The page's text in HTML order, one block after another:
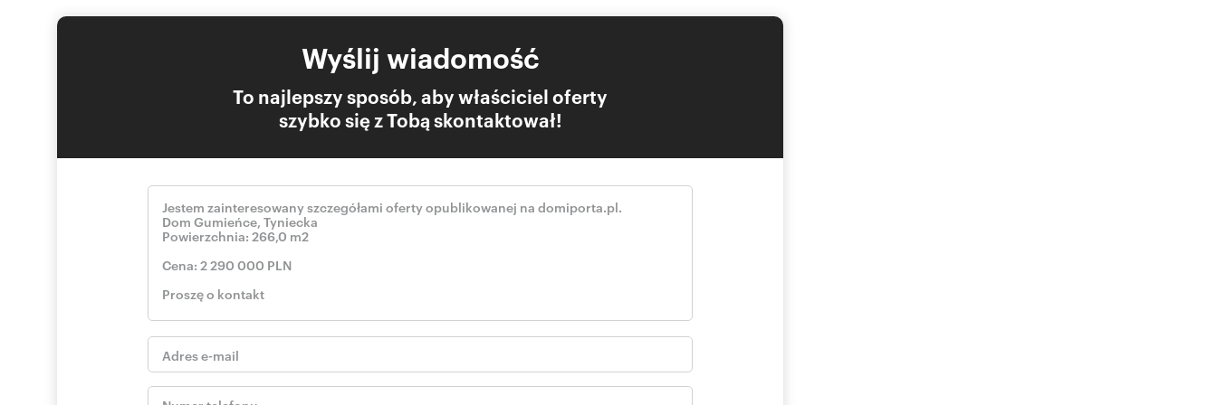
Woda i kanalizacja z sieci miejskiej
Miejsce postojowe przed budynkiem
Dom położony jest w kameralnej, zielonej części Gumieniec. W pobliżu znajdują się szkoły, sklepy, przystanki
komunikacji miejskiej i tereny spacerowe. Dojazd do centrum zajmuje zaledwie kilkanaście minut.
Zapraszam do kontakt:
Urbanowicz Rafał
pokaż telefon
Wyślij wiadomość
To najlepszy sposób, aby właściciel oferty
szybko się z Tobą skontaktował!